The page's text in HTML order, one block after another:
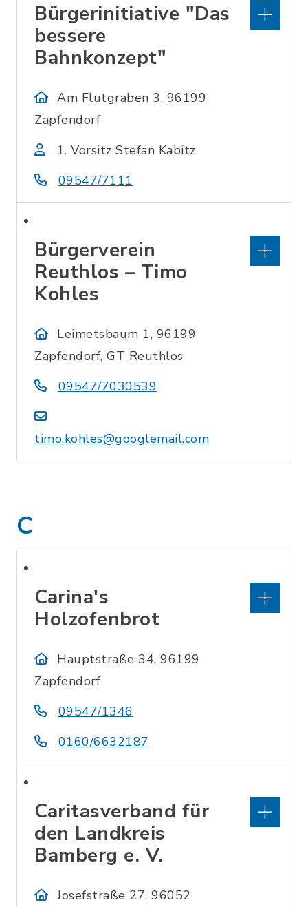
Bürgerinitiative "Das
bessere
Bahnkonzept"
Am Flutgraben 3, 96199
Zapfendorf
1. Vorsitz Stefan Kabitz
09547/7111
Bürgerverein
Reuthlos – Timo
Kohles
Leimetsbaum 1, 96199
Zapfendorf, GT Reuthlos
09547/7030539
timo.kohles@googlemail.com
C
Carina's
Holzofenbrot
Hauptstraße 34, 96199
Zapfendorf
09547/1346
0160/6632187
Caritasverband für
den Landkreis
Bamberg e. V.
Josefstraße 27, 96052